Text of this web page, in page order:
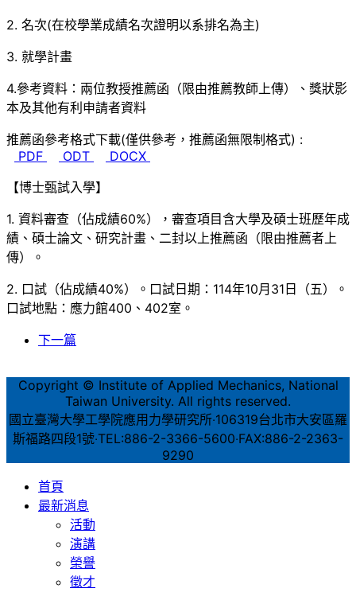
2. 名次(在校學業成績名次證明以系排名為主)
3. 就學計畫
4.參考資料：兩位教授推薦函（限由推薦教師上傳）、獎狀影
本及其他有利申請者資料
推薦函參考格式下載(僅供參考，推薦函無限制格式) :
PDF
ODT
DOCX
【博士甄試入學】
1. 資料審查（佔成績60%），審查項目含大學及碩士班歷年成
績、碩士論文、研究計畫、二封以上推薦函（限由推薦者上
傳）。
2. 口試（佔成績40%）。口試日期：114年10月31日（五）。
口試地點：應力館400、402室。
下一篇
Copyright © Institute of Applied Mechanics, National
Taiwan University. All rights reserved.
國立臺灣大學工學院應用力學研究所‧106319台北市大安區羅
斯福路四段1號‧TEL:886-2-3366-5600‧FAX:886-2-2363-
9290
首頁
最新消息
活動
演講
榮譽
徵才